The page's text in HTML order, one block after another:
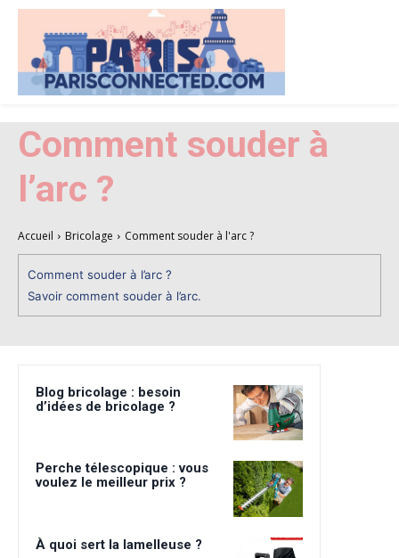
Comment souder à
l’arc ?
Accueil Bricolage Comment souder à l'arc ?
Comment souder à l’arc ?
Savoir comment souder à l’arc.
Blog bricolage : besoin
d’idées de bricolage ?
Perche télescopique : vous
voulez le meilleur prix ?
À quoi sert la lamelleuse ?